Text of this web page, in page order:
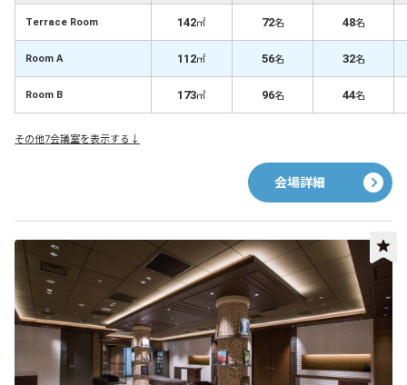
Terrace Room 142㎡ 72名 48名
Room A 112㎡ 56名 32名
Room B 173㎡ 96名 44名
その他7会議室を表示する↓
会場詳細